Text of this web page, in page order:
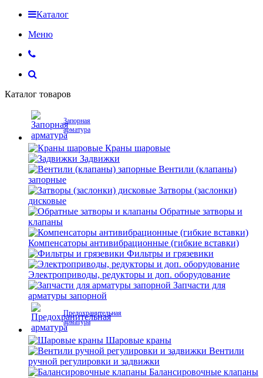
Каталог
Меню
Каталог товаров
Запорная
арматура
Краны шаровые
Задвижки
Вентили (клапаны)
запорные
Затворы (заслонки)
дисковые
Обратные затворы и
клапаны
Компенсаторы антивибрационные (гибкие вставки)
Фильтры и грязевики
Электроприводы, редукторы и доп. оборудование
Запчасти для
арматуры запорной
Предохранительная
арматура
Шаровые краны
Вентили
ручной регулировки и задвижки
Балансировочные клапаны